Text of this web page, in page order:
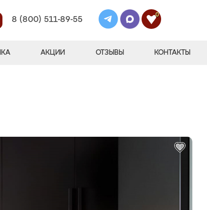
8 (800) 511-89-55
0
АКЦИИ ОТЗЫВЫ КОНТАКТЫ